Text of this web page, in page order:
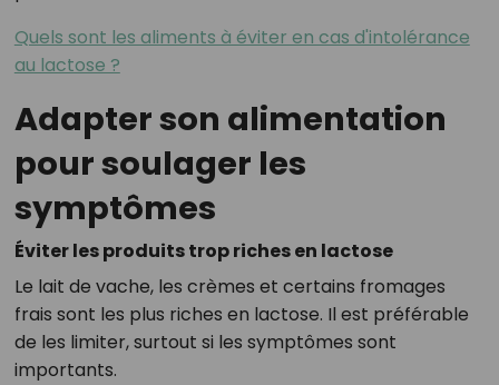
Quels sont les aliments à éviter en cas d'intolérance
au lactose ?
Adapter son alimentation
pour soulager les
symptômes
Éviter les produits trop riches en lactose
Le lait de vache, les crèmes et certains fromages
frais sont les plus riches en lactose. Il est préférable
de les limiter, surtout si les symptômes sont
importants.